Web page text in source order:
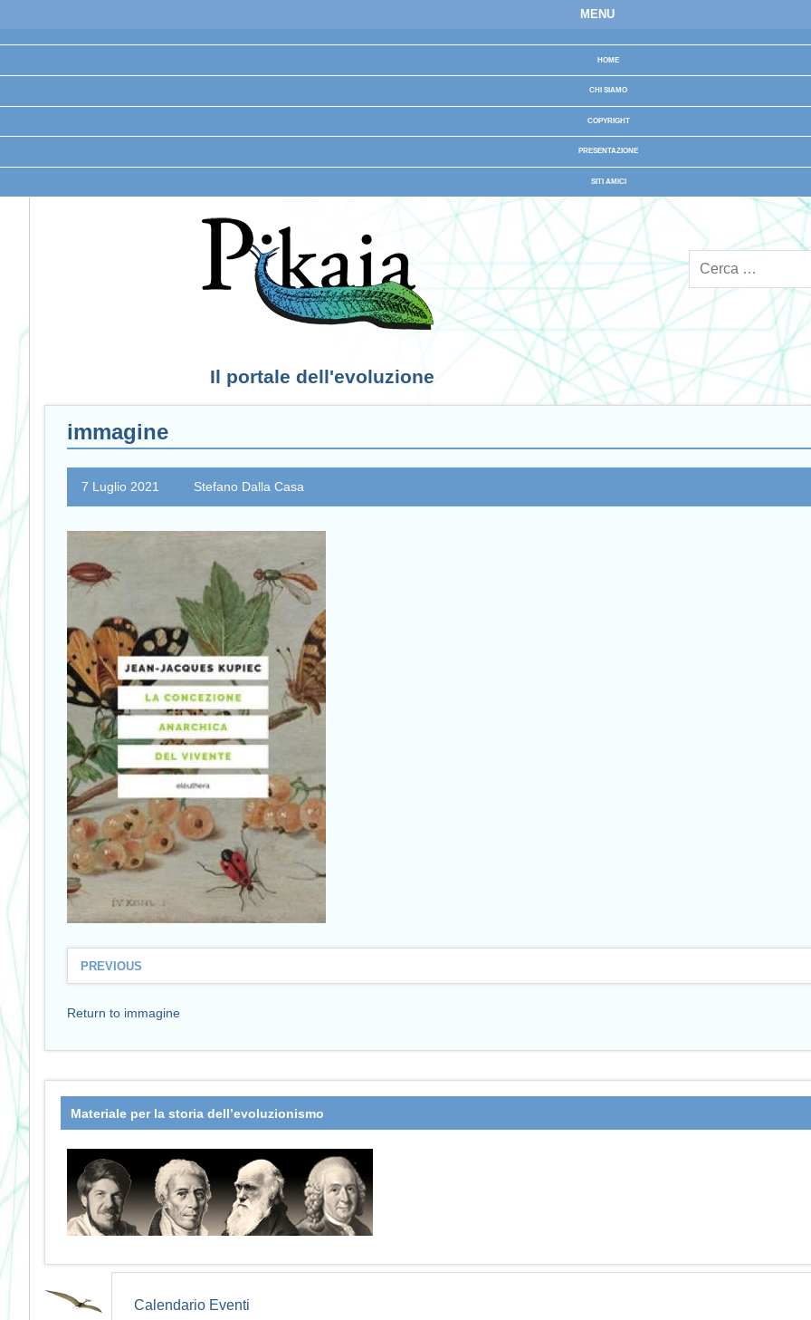
MENU
HOME
CHI SIAMO
COPYRIGHT
PRESENTAZIONE
SITI AMICI
Il portale dell'evoluzione
immagine
7 Luglio 2021 Stefano Dalla Casa
PREVIOUS
Return to immagine
Materiale per la storia dell’evoluzionismo
Calendario Eventi